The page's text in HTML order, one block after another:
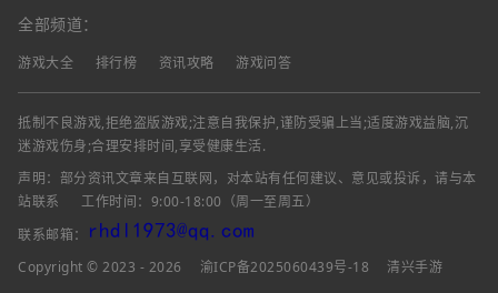
全部频道：
游戏大全 排行榜 资讯攻略 游戏问答
抵制不良游戏,拒绝盗版游戏;注意自我保护,谨防受骗上当;适度游戏益脑,沉
迷游戏伤身;合理安排时间,享受健康生活.
声明：部分资讯文章来自互联网，对本站有任何建议、意见或投诉，请与本
站联系
工作时间：9:00-18:00（周一至周五）
联系邮箱：
Copyright © 2023 - 2026
渝ICP备2025060439号-18 清兴手游